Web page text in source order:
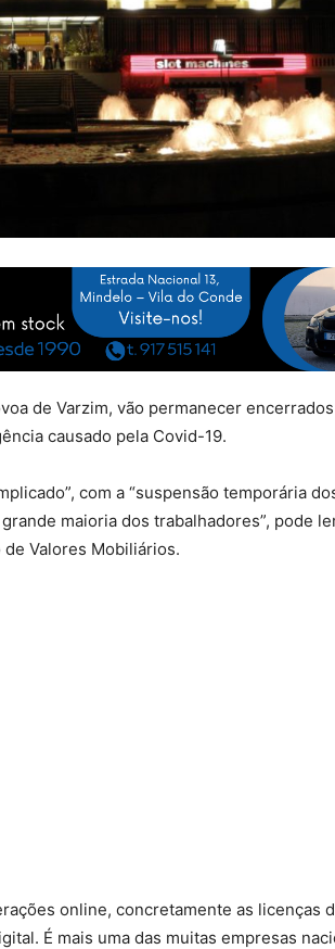
de Varzim, vão permanecer
causado pela Covid-19.
com a “suspensão temporária
maioria dos trabalhadores”, pode
Valores Mobiliários.
online, concretamente as licenças
É mais uma das muitas empresas